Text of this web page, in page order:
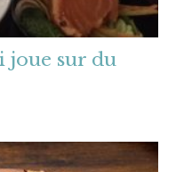
joue sur du